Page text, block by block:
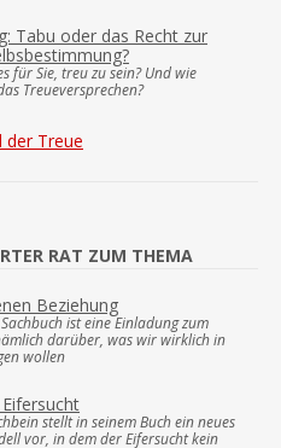
Tabu oder das Recht zur
für Sie, treu zu sein? Und wie
Treueversprechen?
der Treue
RAT ZUM THEMA
Beziehung
ist eine Einladung zum
darüber, was wir wirklich in
wollen
stellt in seinem Buch ein neues
vor, in dem der Eifersucht kein